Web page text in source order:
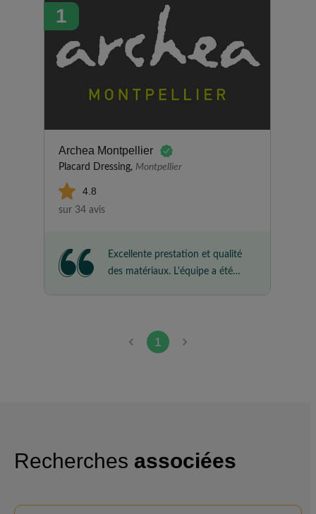
1
Archea Montpellier
Placard Dressing, Montpellier
4.8
sur 34 avis
Excellente prestation et qualité
des matériaux. L'équipe a été
1
Recherches associées